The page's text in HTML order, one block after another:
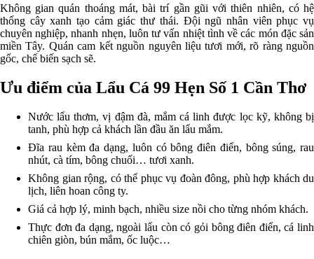
Không gian quán thoáng mát, bài trí gần gũi với thiên nhiên, có hệ
thống cây xanh tạo cảm giác thư thái. Đội ngũ nhân viên phục vụ
chuyên nghiệp, nhanh nhẹn, luôn tư vấn nhiệt tình về các món đặc sản
miền Tây. Quán cam kết nguồn nguyên liệu tươi mới, rõ ràng nguồn
gốc, chế biến sạch sẽ.
Ưu điểm của Lẩu Cá 99 Hẹn Số 1 Cần Thơ
Nước lẩu thơm, vị đậm đà, mắm cá linh được lọc kỹ, không bị
tanh, phù hợp cả khách lần đầu ăn lẩu mắm.
Đĩa rau kèm đa dạng, luôn có bông điên điển, bông súng, rau
nhút, cà tím, bông chuối… tươi xanh.
Không gian rộng, có thể phục vụ đoàn đông, phù hợp khách du
lịch, liên hoan công ty.
Giá cả hợp lý, minh bạch, nhiều size nồi cho từng nhóm khách.
Thực đơn đa dạng, ngoài lẩu còn có gỏi bông điên điển, cá linh
chiên giòn, bún mắm, ốc luộc…